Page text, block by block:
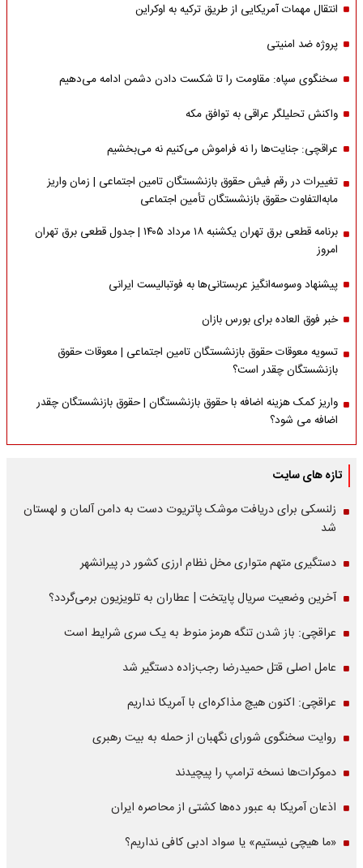
انتقال مهمات آمریکایی از طریق ترکیه به اوکراین
پروژه ضد امنیتی
سخنگوی سپاه: مقاومت را تا شکست دادن دشمن ادامه می‌دهیم
واکنش تحلیلگر عراقی به توافق مکه
عراقچی: جنایت‌ها را نه فراموش می‌کنیم نه می‌بخشیم
تغییرات در رقم فیش حقوق بازنشستگان تامین اجتماعی | زمان واریز
مابه‌التفاوت حقوق بازنشستگان تأمین اجتماعی
برنامه قطعی برق تهران یکشنبه ۱۸ مرداد ۱۴۰۵ | جدول قطعی برق تهران
امروز
پیشنهاد وسوسه‌انگیز عربستانی‌ها به فوتبالیست ایرانی
خبر فوق العاده برای بورس بازان
تسویه معوقات حقوق بازنشستگان تامین اجتماعی | معوقات حقوق
بازنشستگان چقدر است؟
واریز کمک هزینه اضافه با حقوق بازنشستگان | حقوق بازنشستگان چقدر
اضافه می شود؟
تازه های سایت
زلنسکی برای دریافت موشک پاتریوت دست به دامن آلمان و لهستان
شد
دستگیری متهم متواری مخل نظام ارزی کشور در پیرانشهر
آخرین وضعیت سریال پایتخت | عطاران به تلویزیون برمی‌گردد؟
عراقچی: باز شدن تنگه هرمز منوط به یک سری شرایط است
عامل اصلی قتل حمیدرضا رجب‌زاده دستگیر شد
عراقچی: اکنون هیچ مذاکره‌ای با آمریکا نداریم
روایت سخنگوی شورای نگهبان از حمله به بیت رهبری
دموکرات‌ها نسخه ترامپ را پیچیدند
اذعان آمریکا به عبور ده‌ها کشتی از محاصره ایران
«ما هیچی نیستیم» یا سواد ادبی کافی نداریم؟